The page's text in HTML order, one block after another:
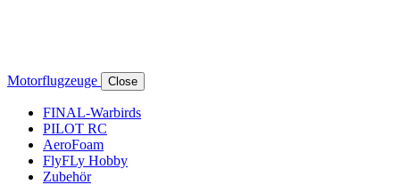
Motorflugzeuge Close
FINAL-Warbirds
PILOT RC
AeroFoam
FlyFLy Hobby
Zubehör